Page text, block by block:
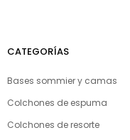
CATEGORÍAS
Bases sommier y camas
Colchones de espuma
Colchones de resorte